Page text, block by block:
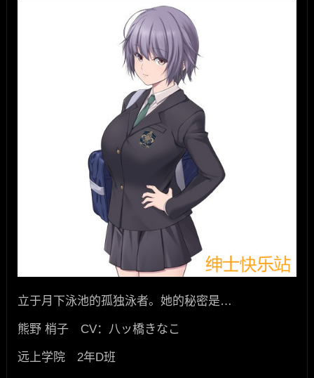
立于月下泳池的孤独泳者。她的秘密是…
熊野 梢子 CV：八ッ橋きなこ
远上学院 2年D班